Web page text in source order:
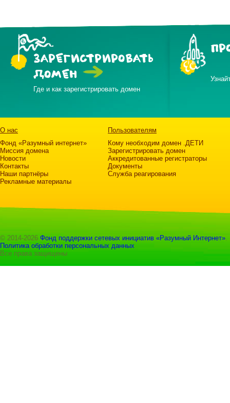
ЗАРЕГИСТРИРОВАТЬ
ДОМЕН
Где и как зарегистрировать домен
О нас
Фонд «Разумный интернет»
Миссия домена
Новости
Контакты
Наши партнёры
Рекламные материалы
Пользователям
Кому необходим домен .ДЕТИ
Зарегистрировать домен
Аккредитованные регистраторы
Документы
Служба реагирования
© 2014-2026 Фонд поддержки сетевых инициатив «Разумный Интернет»
Политика обработки персональных данных
Все права защищены